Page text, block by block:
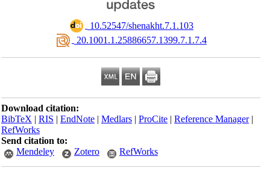
‎ 10.52547/shenakht.7.1.103
‎ 20.1001.1.25886657.1399.7.1.7.4
Download citation:
BibTeX|RIS|EndNote|Medlars|ProCite|Reference Manager
RefWorks
Send citation to:
Mendeley
Zotero RefWorks